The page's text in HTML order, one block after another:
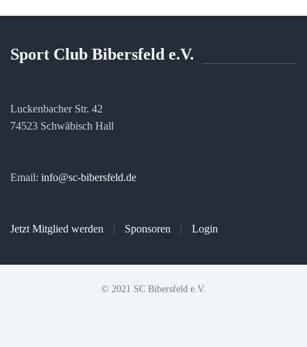
Sport Club Bibersfeld e.V.
Luckenbacher Str. 42
74523 Schwäbisch Hall
Email: info@sc-bibersfeld.de
Jetzt Mitglied werden Sponsoren Login
© 2021 SC Bibersfeld e.V.